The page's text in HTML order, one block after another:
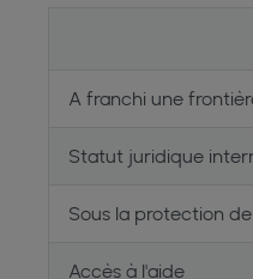
A franchi une
Statut juridique
Sous la protection de
Accès à l'aide